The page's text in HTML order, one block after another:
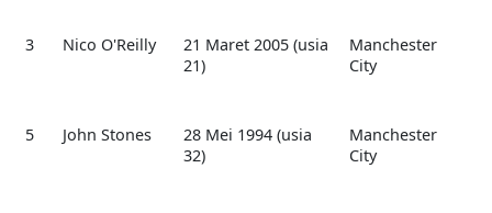
3 Nico O'Reilly
21 Maret 2005 (usia
21)
Manchester
City
5 John Stones
28 Mei 1994 (usia
32)
Manchester
City